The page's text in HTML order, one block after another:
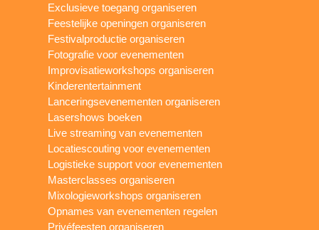
Exclusieve toegang organiseren
Feestelijke openingen organiseren
Festivalproductie organiseren
Fotografie voor evenementen
Improvisatieworkshops organiseren
Kinderentertainment
Lanceringsevenementen organiseren
Lasershows boeken
Live streaming van evenementen
Locatiescouting voor evenementen
Logistieke support voor evenementen
Masterclasses organiseren
Mixologieworkshops organiseren
Opnames van evenementen regelen
Privéfeesten organiseren